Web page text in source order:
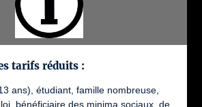
tarifs réduits :
ans), étudiant, famille nombreuse,
bénéficiaire des minima sociaux, de